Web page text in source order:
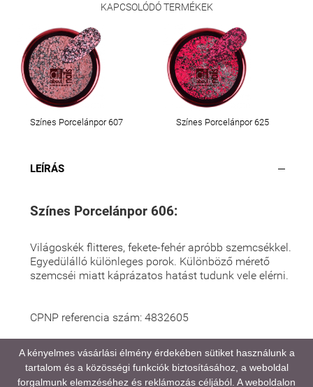
KAPCSOLÓDÓ TERMÉKEK
Színes Porcelánpor 607 Színes Porcelánpor 625
LEÍRÁS
Színes Porcelánpor 606:
Világoskék flitteres, fekete-fehér apróbb szemcsékkel.
Egyedülálló különleges porok. Különböző mérető
szemcséi miatt káprázatos hatást tudunk vele elérni.
CPNP referencia szám: 4832605
A médiatartalmainkban megjelenő színek eltérhetnek
A kényelmes vásárlási élmény érdekében sütiket használunk a
tartalom és a közösségi funkciók biztosításához, a weboldal
forgalmunk elemzéséhez és reklámozás céljából. A weboldalon